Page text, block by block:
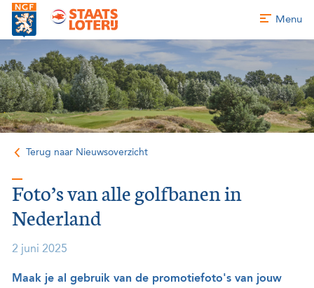
Menu
Terug naar Nieuwsoverzicht
Foto’s van alle golfbanen in
Nederland
2 juni 2025
Maak je al gebruik van de promotiefoto's van jouw